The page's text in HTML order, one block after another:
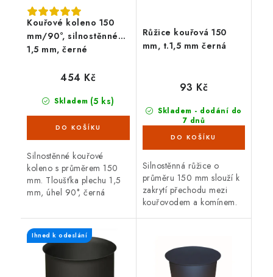
Kouřové koleno 150
mm/90°, silnostěnné
1,5 mm, černé
Skladem (5 ks)
454 Kč
Silnostěnné kouřové
koleno s průměrem 150
mm. Tloušťka plechu 1,5
mm, úhel 90°, černá
pro spojení spalinové cesty
mezi hrdlem kamen a
sopouchem.
Růžice kouřová 150
mm, t.1,5 mm černá
Skladem - dodání do
7 dnů
93 Kč
Silnostěnná růžice o
průměru 150 mm slouží k
zakrytí přechodu mezi
kouřovodem a komínem.
Ihned k odeslání